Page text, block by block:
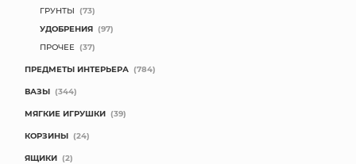
ГРУНТЫ (73)
УДОБРЕНИЯ (97)
ПРОЧЕЕ (37)
ПРЕДМЕТЫ ИНТЕРЬЕРА (784)
ВАЗЫ (344)
МЯГКИЕ ИГРУШКИ (39)
КОРЗИНЫ (24)
ЯЩИКИ (2)